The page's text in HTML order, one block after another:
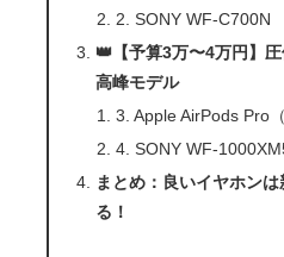
2. SONY WF-C700N
👑【予算3万〜4万円】
高峰モデル
3. Apple AirPods Pro
4. SONY WF-
まとめ：良いイヤホン
る！